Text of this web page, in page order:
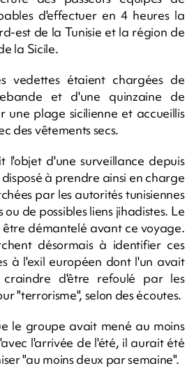
d'effectuer en 4 heures la
est de la Tunisie et la région de
la Sicile.
vedettes étaient chargées de
et d'une quinzaine de
une plage sicilienne et accueillis
des vêtements secs.
l'objet d'une surveillance depuis
à prendre ainsi en charge
par les autorités tunisiennes
de possibles liens jihadistes. Le
démantelé avant ce voyage.
désormais à identifier ces
à l'exil européen dont l'un avait
d'être refoulé par les
"terrorisme", selon des écoutes.
le groupe avait mené au moins
l'arrivée de l'été, il aurait été
"au moins deux par semaine".